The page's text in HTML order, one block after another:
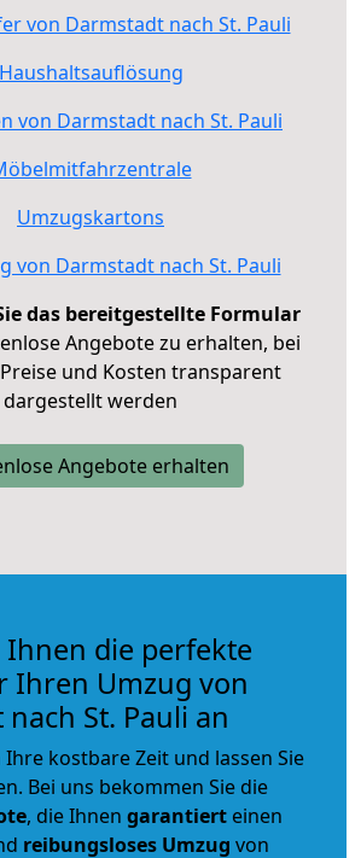
von Darmstadt nach St. Pauli
Haushaltsauflösung
von Darmstadt nach St. Pauli
Umzugskartons
von Darmstadt nach St. Pauli
das bereitgestellte Formular
Angebote zu erhalten, bei
und Kosten transparent
dargestellt werden
Angebote erhalten
die perfekte
Ihren Umzug von
St. Pauli an
Ihre kostbare Zeit und lassen Sie
Bei uns bekommen Sie die
, die Ihnen garantiert einen
reibungsloses Umzug von